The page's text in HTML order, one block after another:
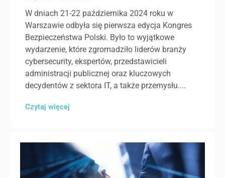
W dniach 21-22 października 2024 roku w
Warszawie odbyła się pierwsza edycja Kongres
Bezpieczeństwa Polski. Było to wyjątkowe
wydarzenie, które zgromadziło liderów branży
cybersecurity, ekspertów, przedstawicieli
administracji publicznej oraz kluczowych
decydentów z sektora IT, a także przemysłu....
Czytaj więcej